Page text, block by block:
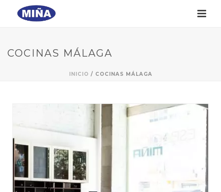
COCINAS MÁLAGA
INICIO / COCINAS MÁLAGA